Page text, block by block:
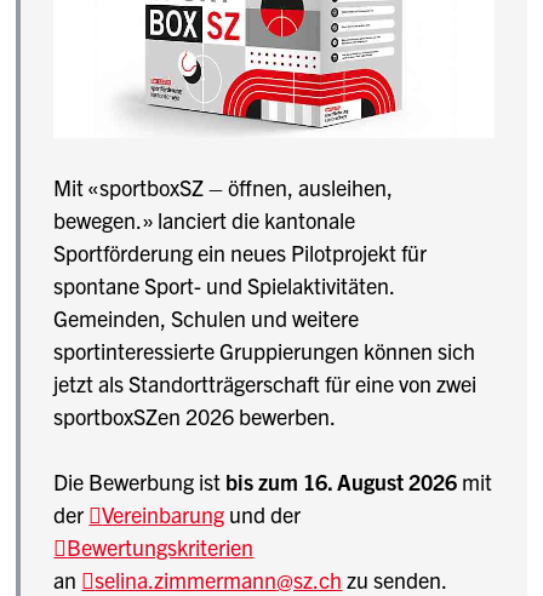
Mit «sportboxSZ – öffnen, ausleihen,
bewegen.» lanciert die kantonale
Sportförderung ein neues Pilotprojekt für
spontane Sport- und Spielaktivitäten.
Gemeinden, Schulen und weitere
sportinteressierte Gruppierungen können sich
jetzt als Standortträgerschaft für eine von zwei
sportboxSZen 2026 bewerben.
Die Bewerbung ist bis zum 16. August 2026 mit
der
Vereinbarung und der
Bewertungskriterien
an
selina.zimmermann@sz.ch zu senden.